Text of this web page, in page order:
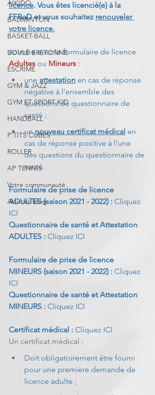
AIKIDO
BADMINTON
BASKET-BALL
BOULE BRETONNE
ESCRIME
GYM & JAZZ
GYM ET SPORT KID
HANDBALL
P'TITS CUBES
ROLLER
AP TENNIS
Votre communauté
Astuces blog
licence. Vous êtes licencié(e) à la
FFBaD et vous souhaitez renouveler
votre licence.
Joindre avec le formulaire de licence
Adultes ou Mineurs :
une attestation en cas de réponse
négative à l’ensemble des
questions du questionnaire de
santé ;
un nouveau certificat médical en
cas de réponse positive à l’une
des questions du questionnaire de
santé.
Formulaire de prise de licence
ADULTES (saison 2021 - 2022) : Cliquez
ICI
Questionnaire de santé et Attestation
ADULTES : Cliquez ICI
Formulaire de prise de licence
MINEURS (saison 2021 - 2022) : Cliquez
ICI
Questionnaire de santé et Attestation
MINEURS : Cliquez ICI
Certificat médical : Cliquez ICI
Un certificat médical :
Doit obligatoirement être fourni
pour une première demande de
licence adulte ;